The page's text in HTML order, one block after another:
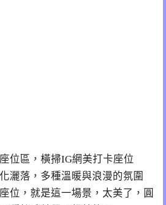
位區，橫掃IG網美打卡座位
灑落，多種溫暖與浪漫的氛圍
位，就是這一場景，太美了，圓